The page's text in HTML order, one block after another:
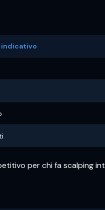
indicativo
per chi fa scalping